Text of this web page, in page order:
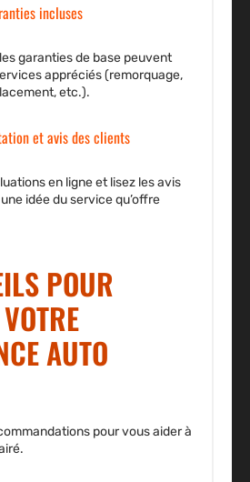
incluses
garanties de base peuvent
appréciés (remorquage,
etc.).
et avis des clients
en ligne et lisez les avis
idée du service qu’offre
POUR
AUTO
pour vous aider à